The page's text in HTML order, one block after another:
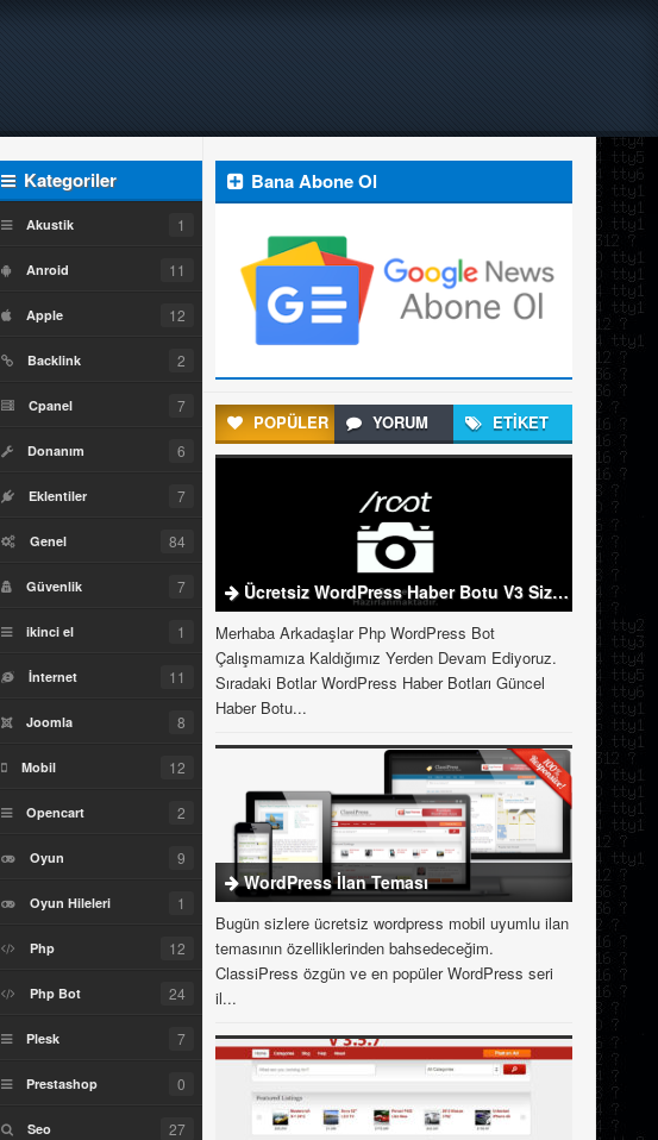
Kategoriler
Akustik 1
Anroid 11
Apple 12
Backlink 2
Cpanel 7
Donanım 6
Eklentiler 7
Genel 84
Güvenlik 7
ikinci el 1
İnternet 11
Joomla 8
Mobil 12
Opencart 2
Oyun 9
Oyun Hileleri 1
Php 12
Php Bot 24
Plesk 7
Prestashop 0
Seo 27
Bana Abone Ol
POPÜLER YORUM ETİKET
Ücretsiz WordPress Haber Botu V3 Sizlerle
Merhaba Arkadaşlar Php WordPress Bot
Çalışmamıza Kaldığımız Yerden Devam Ediyoruz.
Sıradaki Botlar WordPress Haber Botları Güncel
Haber Botu...
WordPress İlan Teması
Bugün sizlere ücretsiz wordpress mobil uyumlu ilan
temasının özelliklerinden bahsedeceğim.
ClassiPress özgün ve en popüler WordPress seri
il...